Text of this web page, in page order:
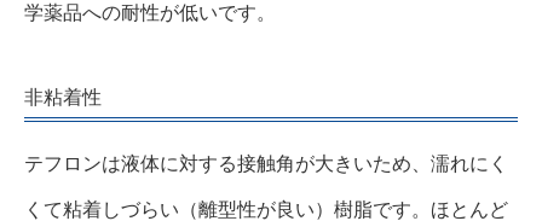
学薬品への耐性が低いです。
非粘着性
テフロンは液体に対する接触角が大きいため、濡れにく
くて粘着しづらい（離型性が良い）樹脂です。ほとんど